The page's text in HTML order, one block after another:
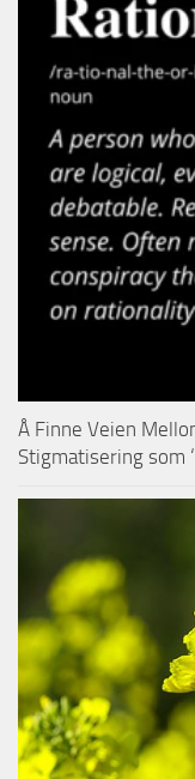
Å Finne Veien
Stigmatisering som